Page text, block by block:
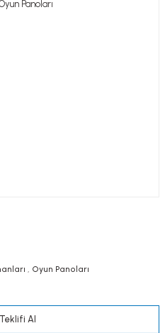
Oyun Panoları
Al